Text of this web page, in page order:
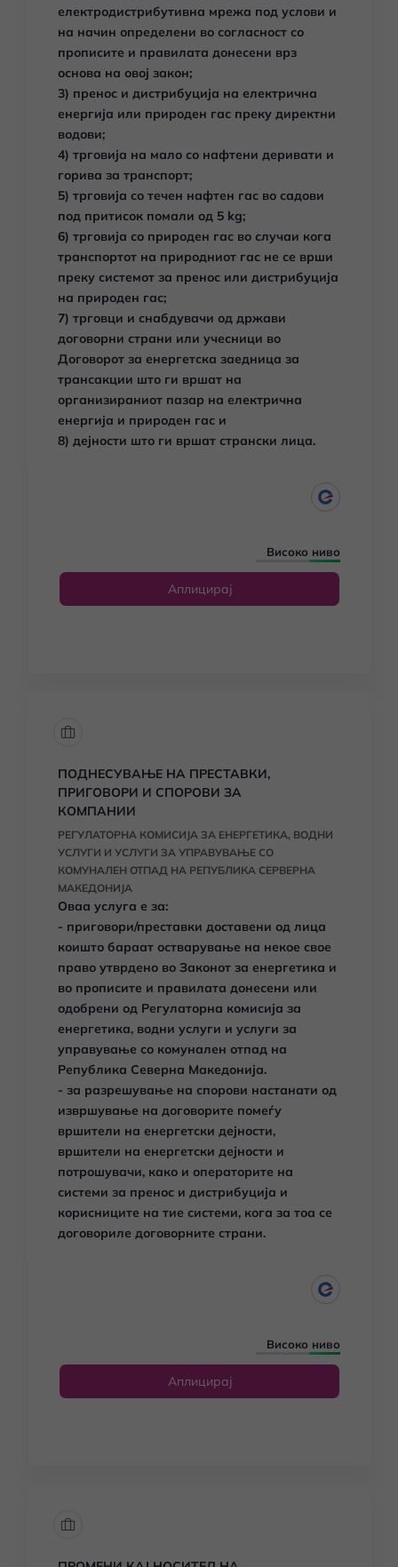
електродистрибутивна мрежа под услови и
на начин определени во согласност со
прописите и правилата донесени врз
основа на овој закон;
3) пренос и дистрибуција на електрична
енергија или природен гас преку директни
водови;
4) трговија на мало со нафтени деривати и
горива за транспорт;
5) трговија со течен нафтен гас во садови
под притисок помали од 5 kg;
6) трговија со природен гас во случаи кога
транспортот на природниот гас не се врши
преку системот за пренос или дистрибуција
на природен гас;
7) трговци и снабдувачи од држави
договорни страни или учесници во
Договорот за енергетска заедница за
трансакции што ги вршат на
организираниот пазар на електрична
енергија и природен гас и
8) дејности што ги вршат странски лица.
Високо ниво
Аплицирај
ПОДНЕСУВАЊЕ НА ПРЕСТАВКИ,
ПРИГОВОРИ И СПОРОВИ ЗА
КОМПАНИИ
РЕГУЛАТОРНА КОМИСИЈА ЗА ЕНЕРГЕТИКА, ВОДНИ
УСЛУГИ И УСЛУГИ ЗА УПРАВУВАЊЕ СО
КОМУНАЛЕН ОТПАД НА РЕПУБЛИКА СЕРВЕРНА
МАКЕДОНИЈА
Оваа услуга е за:
- приговори/преставки доставени од лица
коишто бараат остварување на некое свое
право утврдено во Законот за енергетика и
во прописите и правилата донесени или
одобрени од Регулаторна комисија за
енергетика, водни услуги и услуги за
управување со комунален отпад на
Република Северна Македонија.
- за разрешување на спорови настанати од
извршување на договорите помеѓу
вршители на енергетски дејности,
вршители на енергетски дејности и
потрошувачи, како и операторите на
системи за пренос и дистрибуција и
корисниците на тие системи, кога за тоа се
договориле договорните страни.
Високо ниво
Аплицирај